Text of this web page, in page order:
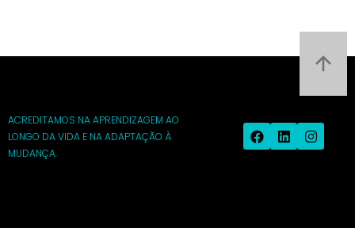
ACREDITAMOS NA APRENDIZAGEM AO
LONGO DA VIDA E NA ADAPTAÇÃO À
MUDANÇA.